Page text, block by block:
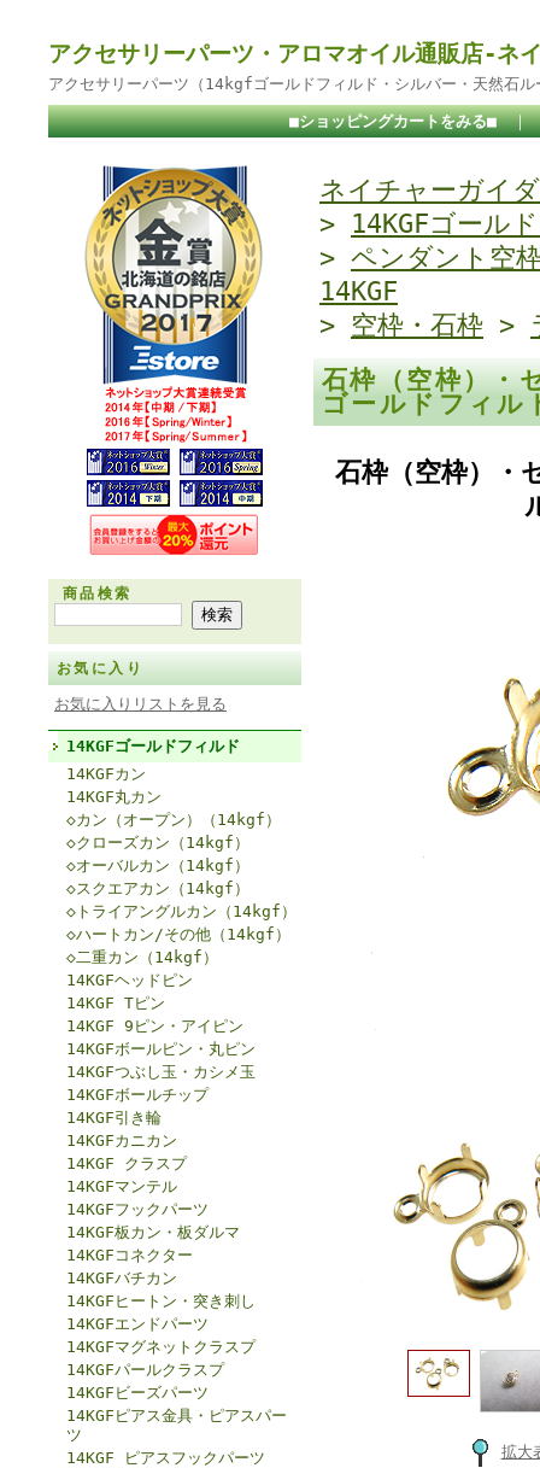
アクセサリーパーツ・アロマオイル通販店-ネ
アクセサリーパーツ（14kgfゴールドフィルド・シルバー・天然石
■ショッピングカートをみる■ ｜
商品検索
お気に入り
お気に入りリストを見る
14KGFゴールドフィルド
14KGFカン
14KGF丸カン
◇カン（オープン）（14kgf）
◇クローズカン（14kgf）
◇オーバルカン（14kgf）
◇スクエアカン（14kgf）
◇トライアングルカン（14kgf）
◇ハートカン/その他（14kgf）
◇二重カン（14kgf）
14KGFヘッドピン
14KGF Tピン
14KGF 9ピン・アイピン
14KGFボールピン・丸ピン
14KGFつぶし玉・カシメ玉
14KGFボールチップ
14KGF引き輪
14KGFカニカン
14KGF クラスプ
14KGFマンテル
14KGFフックパーツ
14KGF板カン・板ダルマ
14KGFコネクター
14KGFバチカン
14KGFヒートン・突き刺し
14KGFエンドパーツ
14KGFマグネットクラスプ
14KGFパールクラスプ
14KGFビーズパーツ
14KGFピアス金具・ピアスパー
ツ
14KGF ピアスフックパーツ
ネイチャーガイ
> 14KGFゴール
> ペンダント空
14KGF
> 空枠・石枠 >
石枠（空枠）・
ゴールドフィ
石枠（空枠）・
拡大